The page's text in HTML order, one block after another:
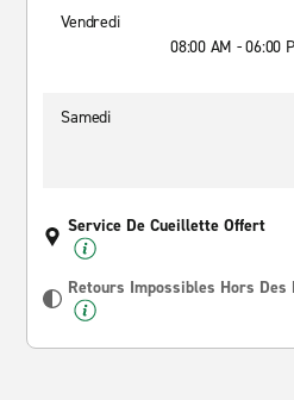
Vendredi
08:00 AM - 06:00
Samedi
Service De Cueillette Offert
Retours Impossibles Hors